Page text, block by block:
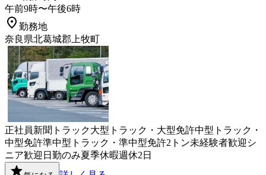
午前9時〜午後6時
勤務地
奈良県北葛城郡上牧町
正社員新聞 トラック大型トラック・大型免許中型トラック・
中型免許準中型トラック・準中型免許2トン未経験者歓迎 シ
ニア歓迎 日勤のみ夏季休暇週休2日